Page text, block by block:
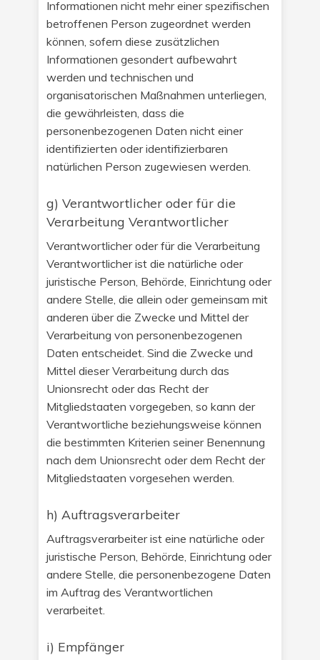
Informationen nicht mehr einer spezifischen
betroffenen Person zugeordnet werden
können, sofern diese zusätzlichen
Informationen gesondert aufbewahrt
werden und technischen und
organisatorischen Maßnahmen unterliegen,
die gewährleisten, dass die
personenbezogenen Daten nicht einer
identifizierten oder identifizierbaren
natürlichen Person zugewiesen werden.
g) Verantwortlicher oder für die
Verarbeitung Verantwortlicher
Verantwortlicher oder für die Verarbeitung
Verantwortlicher ist die natürliche oder
juristische Person, Behörde, Einrichtung oder
andere Stelle, die allein oder gemeinsam mit
anderen über die Zwecke und Mittel der
Verarbeitung von personenbezogenen
Daten entscheidet. Sind die Zwecke und
Mittel dieser Verarbeitung durch das
Unionsrecht oder das Recht der
Mitgliedstaaten vorgegeben, so kann der
Verantwortliche beziehungsweise können
die bestimmten Kriterien seiner Benennung
nach dem Unionsrecht oder dem Recht der
Mitgliedstaaten vorgesehen werden.
h) Auftragsverarbeiter
Auftragsverarbeiter ist eine natürliche oder
juristische Person, Behörde, Einrichtung oder
andere Stelle, die personenbezogene Daten
im Auftrag des Verantwortlichen
verarbeitet.
i) Empfänger